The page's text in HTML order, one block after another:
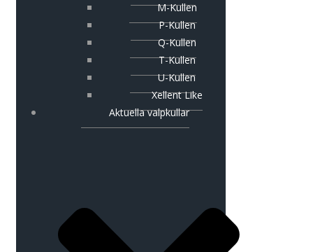
M-Kullen
P-Kullen
Q-Kullen
T-Kullen
U-Kullen
Xellent Like
Aktuella valpkullar